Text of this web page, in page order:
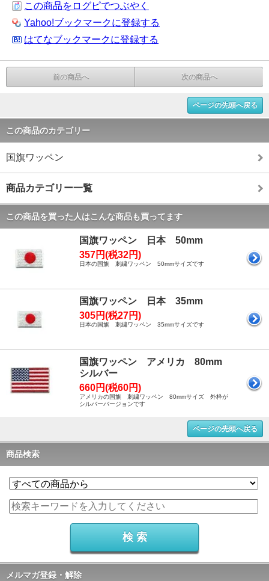
この商品をログピでつぶやく
Yahoo!ブックマークに登録する
はてなブックマークに登録する
前の商品へ 次の商品へ
ページの先頭へ戻る
この商品のカテゴリー
国旗ワッペン
商品カテゴリー一覧
この商品を買った人はこんな商品も買ってます
国旗ワッペン 日本 50mm
357円(税32円)
日本の国旗 刺繍ワッペン 50mmサイズです
国旗ワッペン 日本 35mm
305円(税27円)
日本の国旗 刺繍ワッペン 35mmサイズです
国旗ワッペン アメリカ 80mm
シルバー
660円(税60円)
アメリカの国旗 刺繍ワッペン 80mmサイズ 外枠が
シルバーバージョンです
ページの先頭へ戻る
商品検索
メルマガ登録・解除